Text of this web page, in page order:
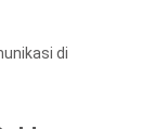
di